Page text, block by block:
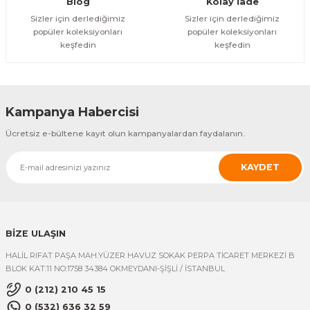
Sizler için derlediğimiz
popüler koleksiyonları
keşfedin
Sizler için derlediğimiz
popüler koleksiyonları
keşfedin
Kampanya Habercisi
Ücretsiz e-bültene kayıt olun kampanyalardan faydalanın.
KAYDET
BİZE ULAŞIN
HALİL RIFAT PAŞA MAH.YÜZER HAVUZ SOKAK PERPA TİCARET MERKEZİ B
BLOK KAT:11 NO:1758 34384 OKMEYDANI-ŞİŞLİ / İSTANBUL
0 (212) 210 45 15
0 (532) 636 32 59